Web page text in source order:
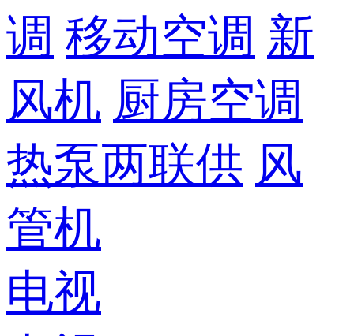
调 移动空调 新
风机 厨房空调
热泵两联供 风
管机
电视